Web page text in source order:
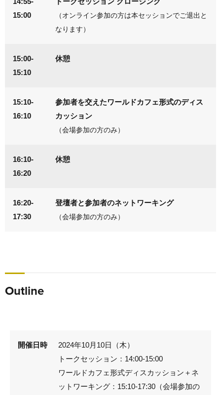
15:00
（オンライン参加の方は本セッションでご退出と
なります）
15:00-
15:10
休憩
15:10-
16:10
参加者を交えたワールドカフェ形式のディス
カッション
（会場参加の方のみ）
16:10-
16:20
休憩
16:20-
17:30
登壇者と参加者のネットワーキング
（会場参加の方のみ）
Outline
開催日時
2024年10月10日（木）
トークセッション：14:00-15:00
ワールドカフェ形式ディスカッション＋ネ
ットワーキング：15:10-17:30（会場参加の